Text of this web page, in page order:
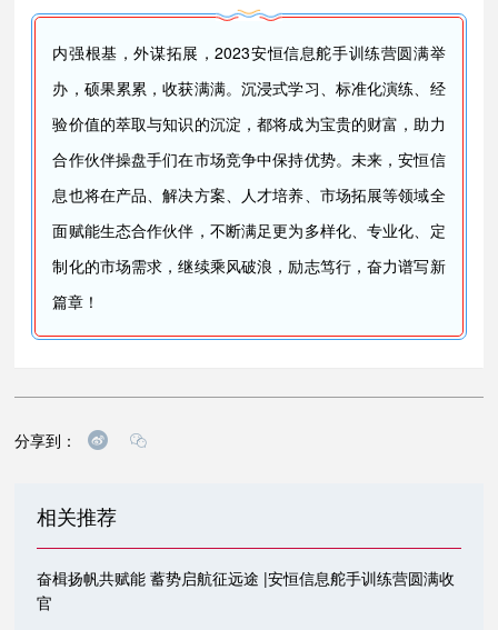
内强根基，外谋拓展，2023安恒信息舵手训练营圆满举
办，硕果累累，收获满满。沉浸式学习、标准化演练、经
验价值的萃取与知识的沉淀，都将成为宝贵的财富，助力
合作伙伴操盘手们在市场竞争中保持优势。未来，安恒信
息也将在产品、解决方案、人才培养、市场拓展等领域全
面赋能生态合作伙伴，不断满足更为多样化、专业化、定
制化的市场需求，继续乘风破浪，励志笃行，奋力谱写新
篇章！
分享到：
相关推荐
奋楫扬帆共赋能 蓄势启航征远途 |安恒信息舵手训练营圆满收
官